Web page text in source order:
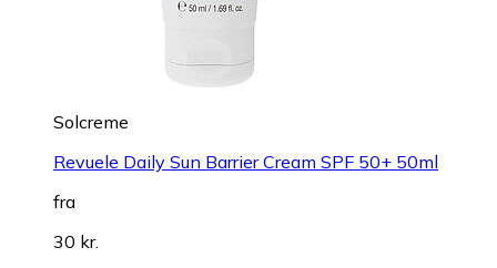
Solcreme
Revuele Daily Sun Barrier Cream SPF 50+ 50ml
fra
30 kr.